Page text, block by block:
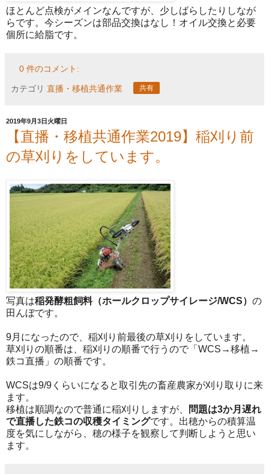
ほとんど点検がメインなんですが、少しばらしたりしなが
らです。今シーズンは部品交換はなし！オイル交換と必要
個所に給脂です。
0 件のコメント:
カテゴリ 直播・移植共通作業 共有
2019年9月3日火曜日
【直播・移植共通作業2019】稲刈り前
の草刈りをしています。
写真は稲発酵粗飼料（ホールクロップサイレージ/WCS） の
田んぼです。
9月になったので、稲刈り前最後の草刈りをしています。
草刈りの順番は、稲刈りの順番で行うので「WCS→移植→
鉄コ直播」の順番です。
WCSは9/9くらいになると取引先の畜産農家が刈り取りに来
ます。
移植は順調なので普通に稲刈りしますが、
問題は3か月遅れ
で直播した鉄コの収穫タイミングです。出穂からの積算温
度を気にしながら、穂の様子を観察して判断しようと思い
ます。